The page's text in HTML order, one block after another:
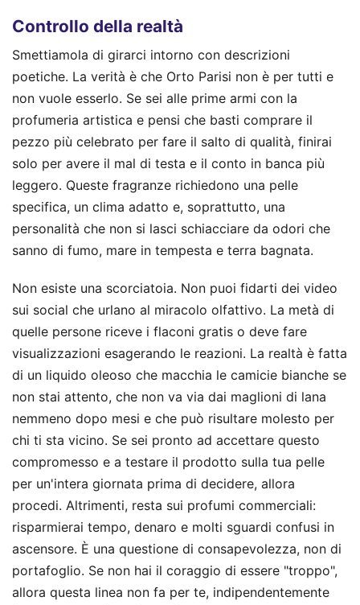
Controllo della realtà
Smettiamola di girarci intorno con descrizioni
poetiche. La verità è che Orto Parisi non è per tutti e
non vuole esserlo. Se sei alle prime armi con la
profumeria artistica e pensi che basti comprare il
pezzo più celebrato per fare il salto di qualità, finirai
solo per avere il mal di testa e il conto in banca più
leggero. Queste fragranze richiedono una pelle
specifica, un clima adatto e, soprattutto, una
personalità che non si lasci schiacciare da odori che
sanno di fumo, mare in tempesta e terra bagnata.
Non esiste una scorciatoia. Non puoi fidarti dei video
sui social che urlano al miracolo olfattivo. La metà di
quelle persone riceve i flaconi gratis o deve fare
visualizzazioni esagerando le reazioni. La realtà è fatta
di un liquido oleoso che macchia le camicie bianche se
non stai attento, che non va via dai maglioni di lana
nemmeno dopo mesi e che può risultare molesto per
chi ti sta vicino. Se sei pronto ad accettare questo
compromesso e a testare il prodotto sulla tua pelle
per un'intera giornata prima di decidere, allora
procedi. Altrimenti, resta sui profumi commerciali:
risparmierai tempo, denaro e molti sguardi confusi in
ascensore. È una questione di consapevolezza, non di
portafoglio. Se non hai il coraggio di essere "troppo",
allora questa linea non fa per te, indipendentemente